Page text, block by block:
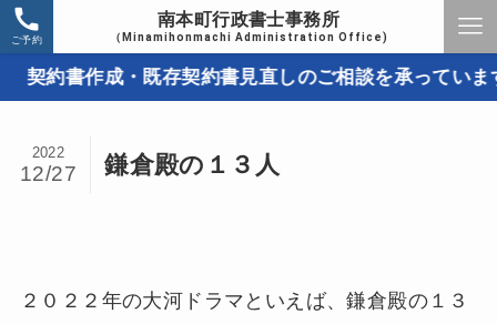
南本町行政書士事務所
（Minamihonmachi Administration Office)
ご予約
書作成・既存契約書見直しのご相談を承っています
鎌倉殿の１３人
2022
12/27
２０２２年の大河ドラマといえば、鎌倉殿の１３